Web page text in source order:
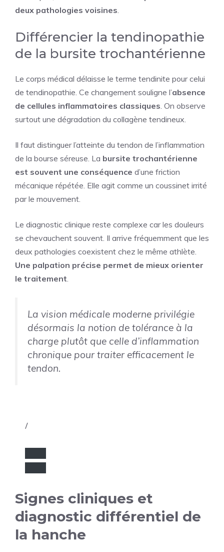
deux pathologies voisines.
Différencier la tendinopathie
de la bursite trochantérienne
Le corps médical délaisse le terme tendinite pour celui
de tendinopathie. Ce changement souligne l’absence
de cellules inflammatoires classiques. On observe
surtout une dégradation du collagène tendineux.
Il faut distinguer l’atteinte du tendon de l’inflammation
de la bourse séreuse. La bursite trochantérienne
est souvent une conséquence d’une friction
mécanique répétée. Elle agit comme un coussinet irrité
par le mouvement.
Le diagnostic clinique reste complexe car les douleurs
se chevauchent souvent. Il arrive fréquemment que les
deux pathologies coexistent chez le même athlète.
Une palpation précise permet de mieux orienter
le traitement.
La vision médicale moderne privilégie
désormais la notion de tolérance à la
charge plutôt que celle d’inflammation
chronique pour traiter efficacement le
tendon.
/
Signes cliniques et
diagnostic différentiel de
la hanche